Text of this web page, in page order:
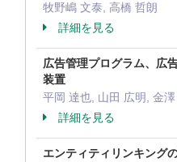
牧野嶋 文泰, 高橋 哲朗
詳細を見る
広告管理プログラム、広
装置
平岡 達也, 山田 広明, 金
詳細を見る
エンティティリンキング